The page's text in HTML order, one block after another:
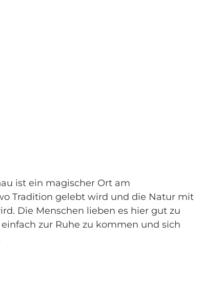
ist ein magischer Ort am
Tradition gelebt wird und die Natur mit
Die Menschen lieben es hier gut zu
zur Ruhe zu kommen und sich